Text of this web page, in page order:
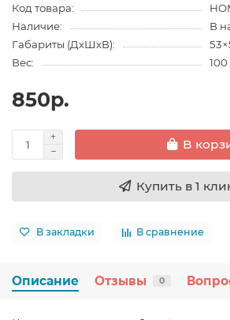
Код товара:
Наличие:
В
Габариты (ДхШхВ):
Вес:
100
850р.
В
Купить в 1
В закладки В сравнение
Описание Отзывы 0